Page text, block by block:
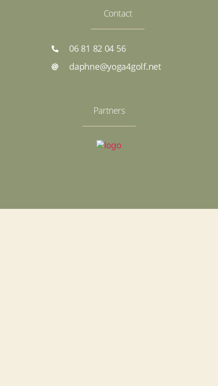
Contact
06 81 82 04 56
daphne@yoga4golf.net
Partners